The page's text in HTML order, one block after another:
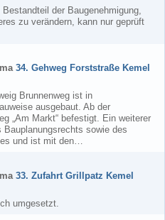
der Baugenehmigung,
zu verändern, kann nur geprüft
34. Gehweg Forststraße Kemel
Brunnenweg ist in
ausgebaut. Ab der
„Am Markt“ befestigt. Ein weiterer
sowie des
und ist mit den…
33. Zufahrt Grillpatz Kemel
umgesetzt.